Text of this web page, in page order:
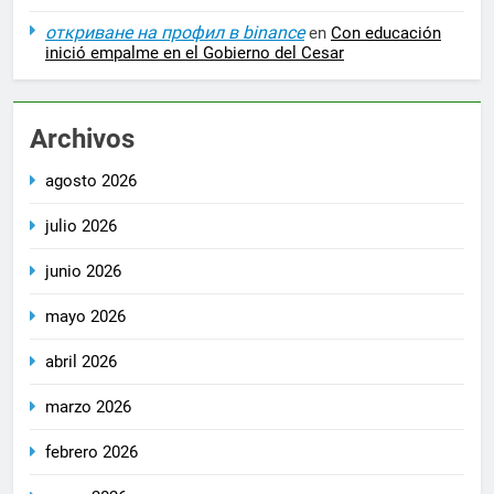
откриване на профил в binanceen Con educación
inició empalme en el Gobierno del Cesar
Archivos
agosto 2026
julio 2026
junio 2026
mayo 2026
abril 2026
marzo 2026
febrero 2026